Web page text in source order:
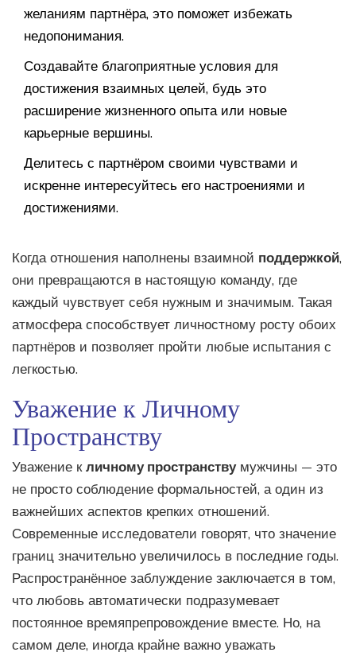
желаниям партнёра, это поможет избежать
недопонимания.
Создавайте благоприятные условия для
достижения взаимных целей, будь это
расширение жизненного опыта или новые
карьерные вершины.
Делитесь с партнёром своими чувствами и
искренне интересуйтесь его настроениями и
достижениями.
Когда отношения наполнены взаимной поддержкой,
они превращаются в настоящую команду, где
каждый чувствует себя нужным и значимым. Такая
атмосфера способствует личностному росту обоих
партнёров и позволяет пройти любые испытания с
легкостью.
Уважение к Личному
Пространству
Уважение кличному пространствумужчины — это
не просто соблюдение формальностей, а один из
важнейших аспектов крепких отношений.
Современные исследователи говорят, что значение
границ значительно увеличилось в последние годы.
Распространённое заблуждение заключается в том,
что любовь автоматически подразумевает
постоянное времяпрепровождение вместе. Но, на
самом деле, иногда крайне важно уважать